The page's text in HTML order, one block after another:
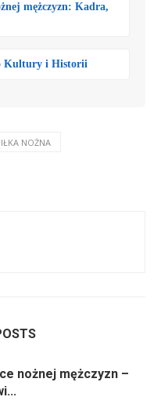
mężczyzn: Kadra,
Kultury i Historii
NOŻNA
nożnej mężczyzn –